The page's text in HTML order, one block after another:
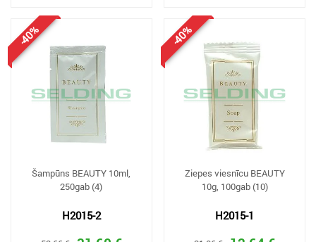
-40%
Šampūns BEAUTY 10ml,
250gab (4)
H2015-2
-40%
Ziepes viesnīcu BEAUTY
10g, 100gab (10)
H2015-1